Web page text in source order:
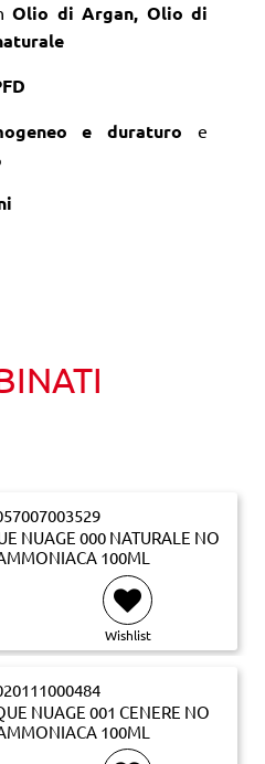
Olio di Argan, Olio di
e duraturo e
NUAGE 000 NATURALE NO
100ML
Wishlist
NUAGE 001 CENERE NO
100ML